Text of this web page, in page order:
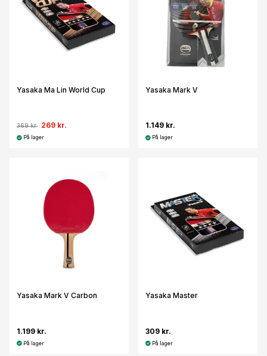
Yasaka Ma Lin World Cup
369 kr. 269 kr.
På lager
Yasaka Mark V
1.149 kr.
På lager
Yasaka Mark V Carbon
1.199 kr.
På lager
Yasaka Master
309 kr.
På lager